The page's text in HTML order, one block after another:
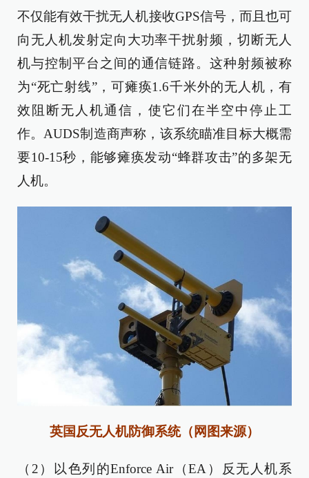
不仅能有效干扰无人机接收GPS信号，而且也可
向无人机发射定向大功率干扰射频，切断无人
机与控制平台之间的通信链路。这种射频被称
为“死亡射线”，可瘫痪1.6千米外的无人机，有
效阻断无人机通信，使它们在半空中停止工
作。AUDS制造商声称，该系统瞄准目标大概需
要10-15秒，能够瘫痪发动“蜂群攻击”的多架无
人机。
英国反无人机防御系统（网图来源）
（2）以色列的Enforce Air（EA）反无人机系